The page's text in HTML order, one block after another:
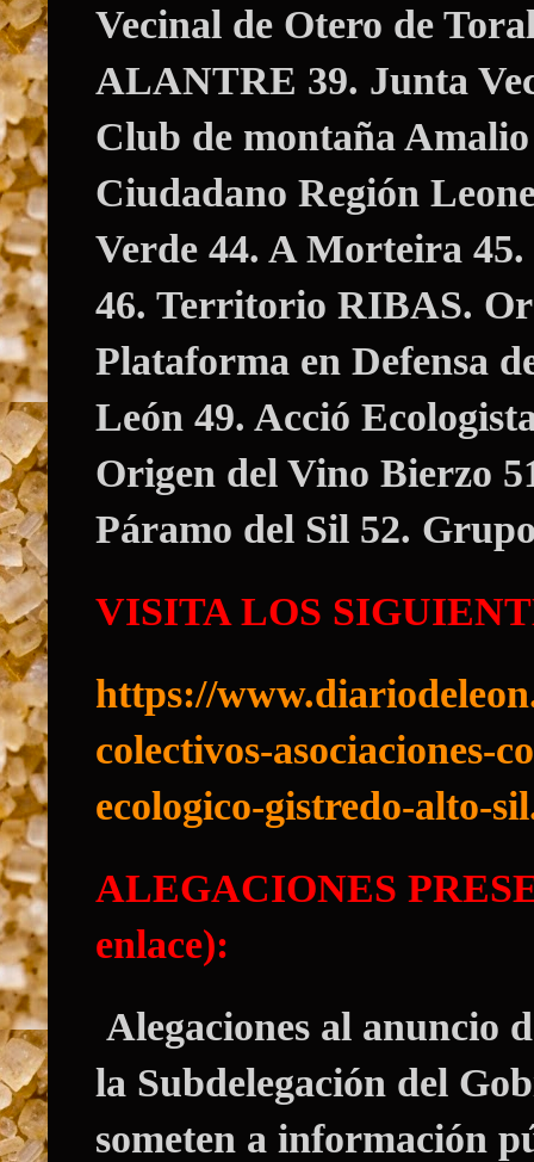
Vecinal de Otero de
ALANTRE 39. Junta
Club de montaña
Ciudadano Región
Verde 44. A Morteira
46. Territorio RIBAS.
Plataforma en Defensa
León 49. Acció
Origen del Vino Bierzo
Páramo del Sil 52.
VISITA LOS
https://
colectivos-asociaciones-
ecologico-gistredo-alto-
ALEGACIONES
enlace):
Alegaciones al anuncio
la Subdelegación del
someten a información